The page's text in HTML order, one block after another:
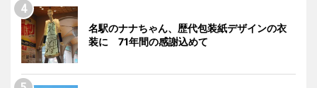
名駅のナナちゃん、歴代包装紙デザインの衣
装に 71年間の感謝込めて